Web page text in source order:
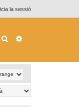
la sessió
Cerca